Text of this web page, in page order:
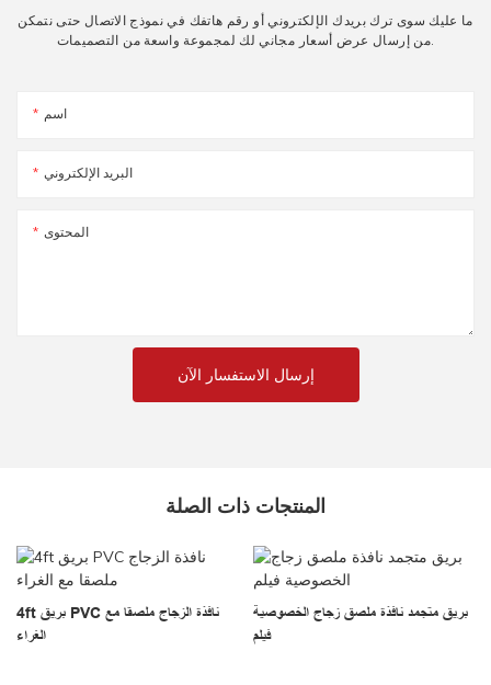
ما عليك سوى ترك بريدك الإلكتروني أو رقم هاتفك في نموذج الاتصال حتى نتمكن
اسم
البريد الإلكتروني
المحتوى
إرسال الاستفسار الآن
المنتجات ذات الصلة
4ft بريق PVC نافذة الزجاج ملصقا مع
الغراء
بريق متجمد نافذة ملصق زجاج الخصوصية
فيلم